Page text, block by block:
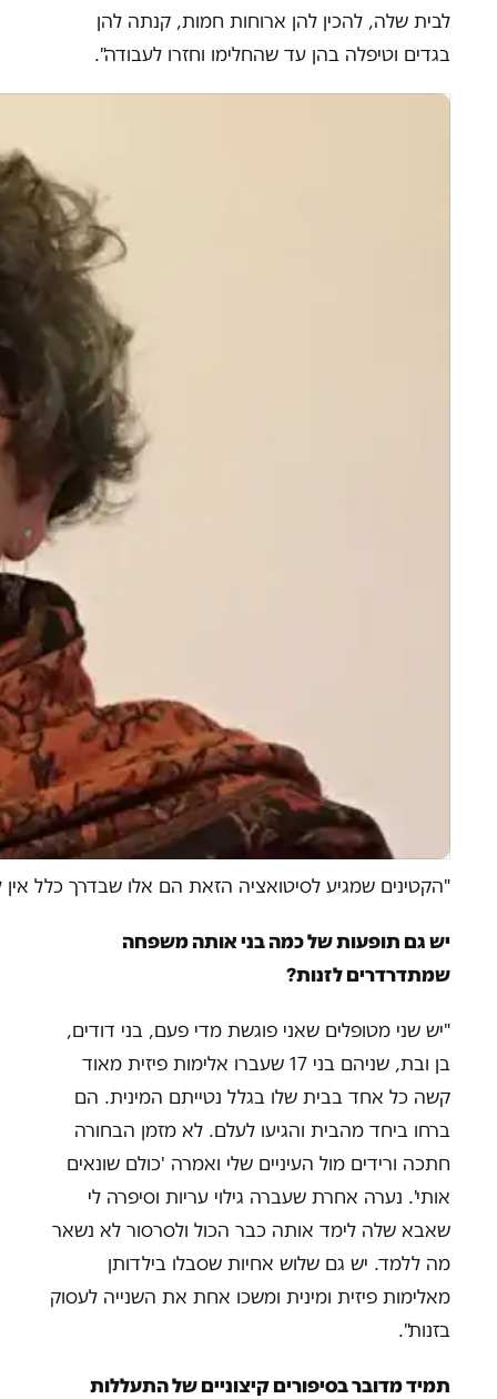
לבית שלה, להכין להן ארוחות חמות, קנתה להן
בגדים וטיפלה בהן עד שהחלימו וחזרו לעבודה".
"הקטינים שמגיע לסיטואציה הזאת הם אלו שבדרך כלל
יש גם תופעות של כמה בני אותה משפחה
שמתדרדרים לזנות?
"יש שני מטופלים שאני פוגשת מדי פעם, בני דודים,
בן ובת, שניהם בני 17 שעברו אלימות פיזית מאוד
קשה כל אחד בבית שלו בגלל נטייתם המינית. הם
ברחו ביחד מהבית והגיעו לעלם. לא מזמן הבחורה
חתכה ורידים מול העיניים שלי ואמרה 'כולם שונאים
אותי'. נערה אחרת שעברה גילוי עריות וסיפרה לי
שאבא שלה לימד אותה כבר הכול ולסרסור לא נשאר
מה ללמד. יש גם שלוש אחיות שסבלו בילדותן
מאלימות פיזית ומינית ומשכו אחת את השנייה לעסוק
בזנות".
תמיד מדובר בסיפורים קיצוניים של התעללות